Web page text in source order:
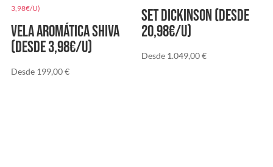
Vela Aromática Shiva
(DESDE 3,98€/U)
Desde 199,00€
Set Dickinson (desde
20,98€/u)
Desde 1.049,00€